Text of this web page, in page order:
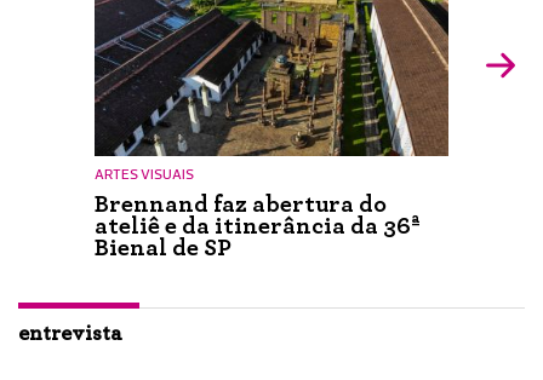
ARTES VISUAIS
Brennand faz abertura do
ateliê e da itinerância da 36ª
Bienal de SP
entrevista